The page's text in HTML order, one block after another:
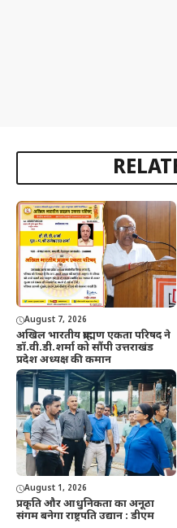
August 7, 2026
अखिल भारतीय ब्राह्मण एकता परिषद ने
डॉ.वी.डी.शर्मा को सौंपी उत्तराखंड
प्रदेश अध्यक्ष की कमान
August 1, 2026
प्रकृति और आधुनिकता का अनूठा
संगम बनेगा राष्ट्रपति उद्यान : डीएम